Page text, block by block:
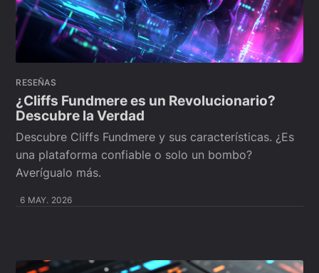
RESEÑAS
¿Cliffs Fundmere es un Revolucionario?
Descubre la Verdad
Descubre Cliffs Fundmere y sus características. ¿Es
una plataforma confiable o solo un bombo?
Averígualo más.
6 MAY. 2026